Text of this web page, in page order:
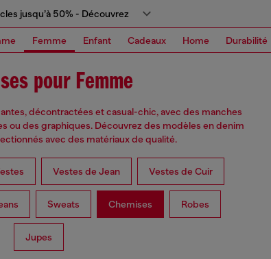
jusqu’à 50% - Découvrez
Femme Enfant Cadeaux Home Durabilité
pour Femme
décontractées et casual-chic, avec des manches
ou des graphiques. Découvrez des modèles en denim
avec des matériaux de qualité.
Vestes de Jean Vestes de Cuir
Sweats Chemises Robes
Jupes